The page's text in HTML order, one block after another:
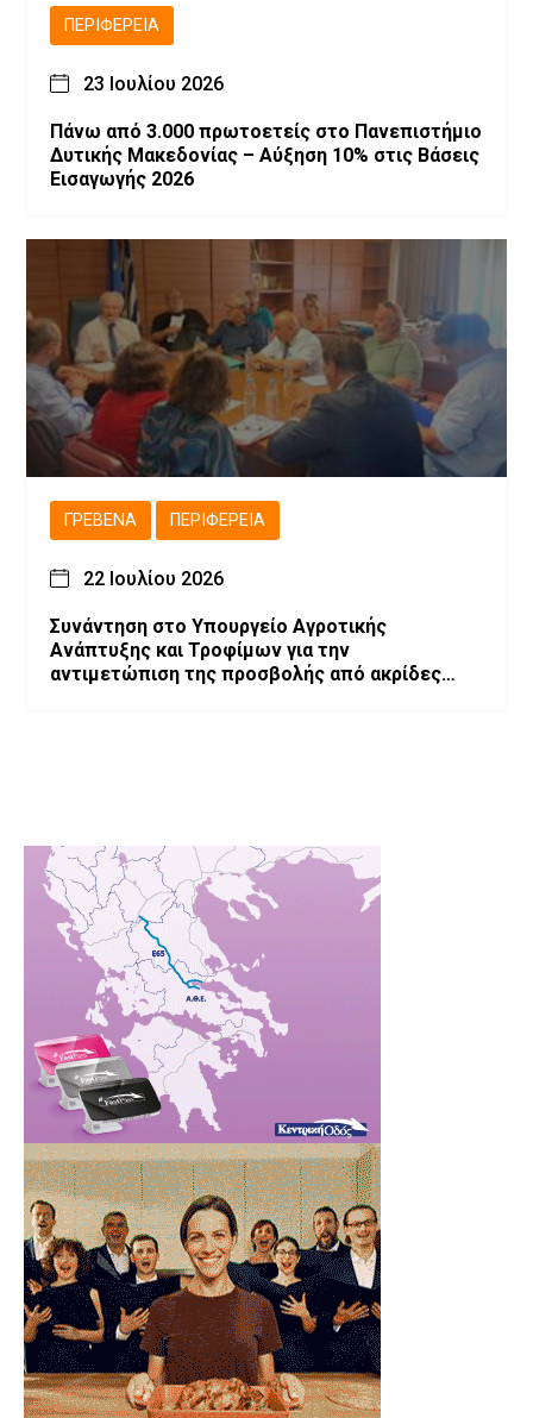
ΠΕΡΙΦΈΡΕΙΑ
23 Ιουλίου 2026
Πάνω από 3.000 πρωτοετείς στο Πανεπιστήμιο
Δυτικής Μακεδονίας – Αύξηση 10% στις Βάσεις
Εισαγωγής 2026
ΓΡΕΒΕΝΆ ΠΕΡΙΦΈΡΕΙΑ
22 Ιουλίου 2026
Συνάντηση στο Υπουργείο Αγροτικής
Ανάπτυξης και Τροφίμων για την
αντιμετώπιση της προσβολής από ακρίδες